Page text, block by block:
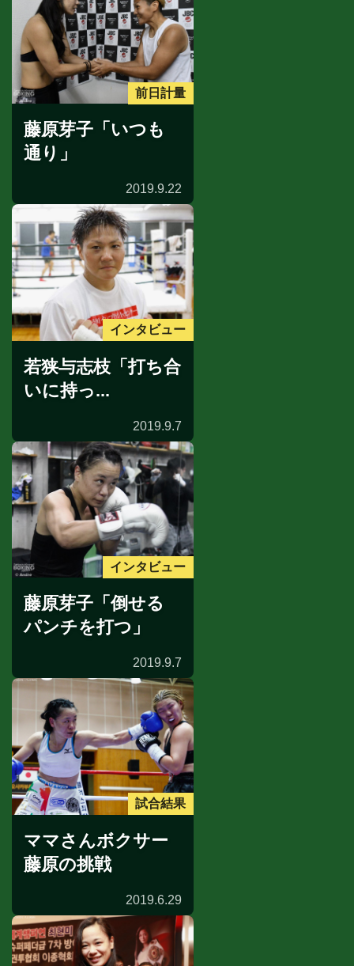
前日計量
藤原芽子「いつも
通り」
2019.9.22
インタビュー
若狭与志枝「打ち合
いに持っ...
2019.9.7
インタビュー
藤原芽子「倒せる
パンチを打つ」
2019.9.7
試合結果
ママさんボクサー
藤原の挑戦
2019.6.29